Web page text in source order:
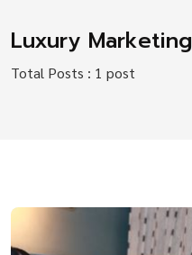
Luxury Marketing
Total Posts : 1 post